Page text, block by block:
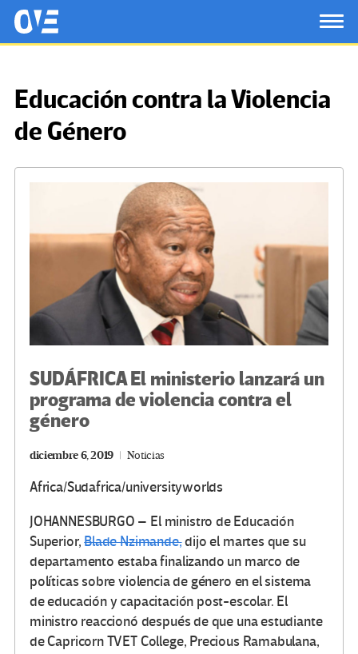
Saltar al contenido principal
OtrasVocesenEducacion.org
Educación contra la Violencia
de Género
SUDÁFRICA El ministerio lanzará un
programa de violencia contra el
género
diciembre 6, 2019 Noticias
Africa/Sudafrica/universityworlds
JOHANNESBURGO – El ministro de Educación
Superior,Blade Nzimande,dijo el martes que su
departamento estaba finalizando un marco de
políticas sobre violencia de género en el sistema
de educación y capacitación post-escolar. El
ministro reaccionó después de que una estudiante
de Capricorn TVET College, Precious Ramabulana,